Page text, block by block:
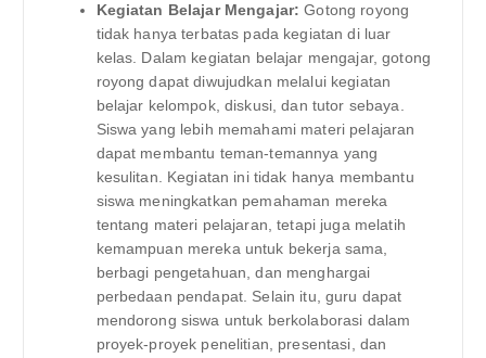
Kegiatan Belajar Mengajar: Gotong royong
tidak hanya terbatas pada kegiatan di luar
kelas. Dalam kegiatan belajar mengajar, gotong
royong dapat diwujudkan melalui kegiatan
belajar kelompok, diskusi, dan tutor sebaya.
Siswa yang lebih memahami materi pelajaran
dapat membantu teman-temannya yang
kesulitan. Kegiatan ini tidak hanya membantu
siswa meningkatkan pemahaman mereka
tentang materi pelajaran, tetapi juga melatih
kemampuan mereka untuk bekerja sama,
berbagi pengetahuan, dan menghargai
perbedaan pendapat. Selain itu, guru dapat
mendorong siswa untuk berkolaborasi dalam
proyek-proyek penelitian, presentasi, dan